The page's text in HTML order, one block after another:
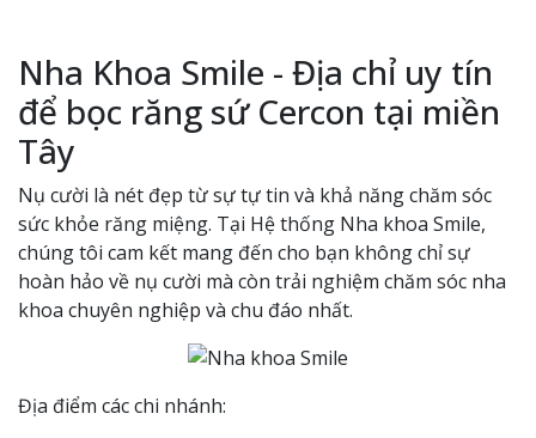
Nha Khoa Smile - Địa chỉ uy tín
để bọc răng sứ Cercon tại miền
Tây
Nụ cười là nét đẹp từ sự tự tin và khả năng chăm sóc
sức khỏe răng miệng. Tại Hệ thống Nha khoa Smile,
chúng tôi cam kết mang đến cho bạn không chỉ sự
hoàn hảo về nụ cười mà còn trải nghiệm chăm sóc nha
khoa chuyên nghiệp và chu đáo nhất.
Địa điểm các chi nhánh: